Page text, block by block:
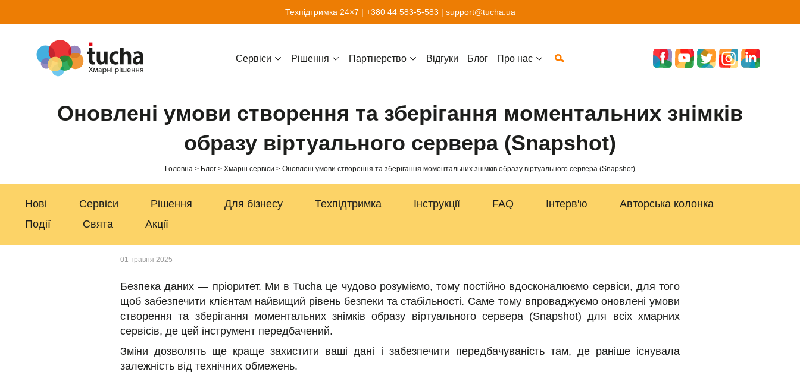
Техпідтримка 24×7 | +380 44 583-5-583 | support@tucha.ua
Cервіси Рішення Партнерство Відгуки Блог Про нас
Оновлені умови створення та зберігання моментальних знімків
образу віртуального сервера (Snapshot)
Головна Блог Хмарні сервіси Оновлені умови створення та зберігання моментальних знімків образу віртуального сервера (Snapshot)
Нові Сервіси Рішення Для бізнесу Техпідтримка Інструкції FAQ Інтерв'ю
Авторська колонка
Події
Свята Акції
01 травня 2025
Безпека даних — пріоритет. Ми в Tucha це чудово розуміємо, тому постійно вдосконалюємо сервіси, для того
щоб забезпечити клієнтам найвищий рівень безпеки та стабільності. Саме тому впроваджуємо оновлені умови
створення та зберігання моментальних знімків образу віртуального сервера (Snapshot) для всіх хмарних
сервісів, де цей інструмент передбачений.
Зміни дозволять ще краще захистити ваші дані і забезпечити передбачуваність там, де раніше існувала
залежність від технічних обмежень.